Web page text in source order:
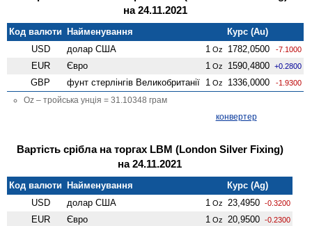
на 24.11.2021
Код валюти Найменування
Курс (Au)
USD
долар США 1 Oz 1782,0500 -7.1000
EUR Євро 1 Oz 1590,4800 +0.2800
GBP фунт стерлінгів Велико­британії 1 Oz 1336,0000 -1.9300
Oz – тройська унція = 31.10348 грам
конвертер
Вартість срібла на торгах LBM (London Silver Fixing)
на 24.11.2021
Код валюти Найменування
Курс (Ag)
USD
долар США 1 Oz 23,4950 -0.3200
EUR Євро 1 Oz 20,9500 -0.2300